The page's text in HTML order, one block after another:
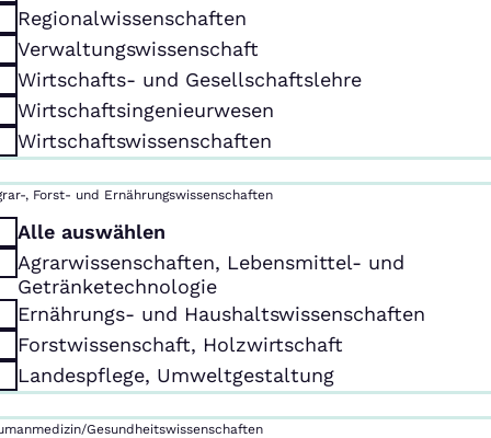
Regionalwissenschaften
Verwaltungswissenschaft
Wirtschafts- und Gesellschaftslehre
Wirtschaftsingenieurwesen
Wirtschaftswissenschaften
, Forst- und Ernährungswissenschaften
Alle auswählen
Agrarwissenschaften, Lebensmittel- und
Getränketechnologie
Ernährungs- und Haushaltswissenschaften
Forstwissenschaft, Holzwirtschaft
Landespflege, Umweltgestaltung
Gesundheitswissenschaften